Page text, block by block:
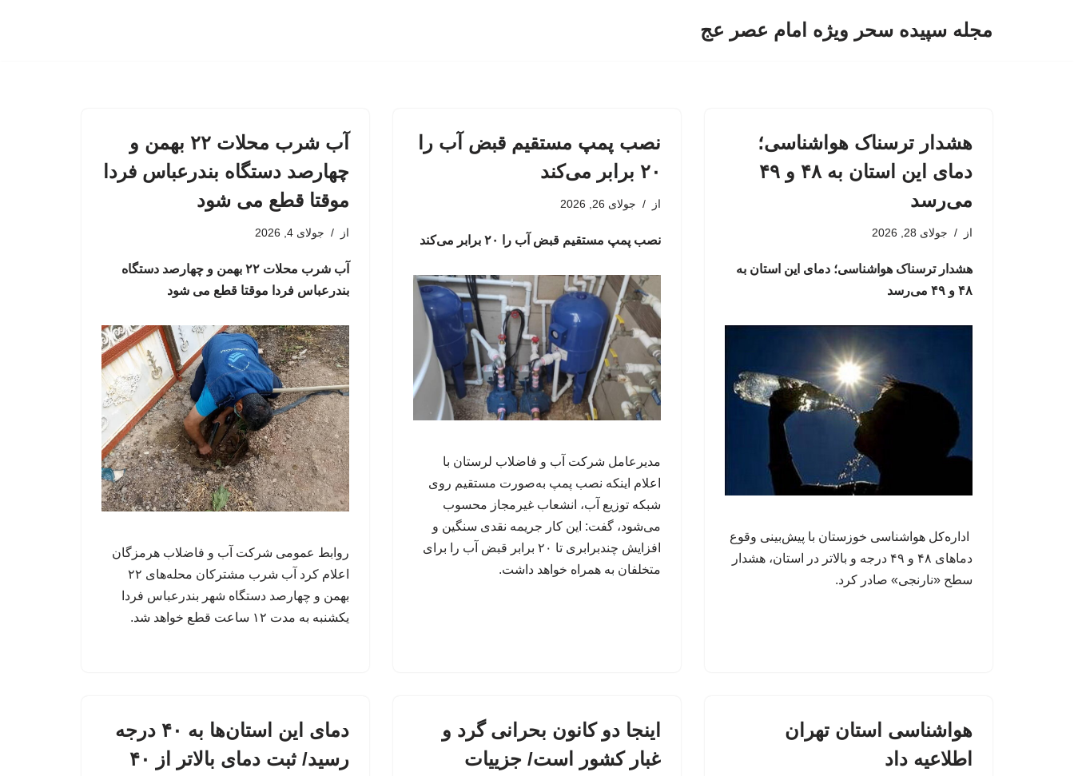
مجله سپیده سحر ویژه امام عصر عج
هشدار ترسناک هواشناسی؛
دمای این استان به ۴٨ و ۴٩
می‌رسد
از جولای 28, 2026
هشدار ترسناک هواشناسی؛ دمای این استان به
۴٨ و ۴٩ می‌رسد
اداره‌کل هواشناسی خوزستان با پیش‌بینی وقوع
دماهای ۴۸ و ۴۹ درجه و بالاتر در استان، هشدار
سطح «نارنجی» صادر کرد.
نصب پمپ مستقیم قبض آب را
۲۰ برابر می‌کند
از جولای 26, 2026
نصب پمپ مستقیم قبض آب را ۲۰ برابر می‌کند
مدیرعامل شرکت آب و فاضلاب لرستان با
اعلام اینکه نصب پمپ به‌صورت مستقیم روی
شبکه توزیع آب، انشعاب غیرمجاز محسوب
می‌شود، گفت: این کار جریمه نقدی سنگین و
افزایش چندبرابری تا ۲۰ برابر قبض آب را برای
متخلفان به همراه خواهد داشت.
آب شرب محلات ۲۲ بهمن و
چهارصد دستگاه بندرعباس فردا
موقتا قطع می شود
از جولای 4, 2026
آب شرب محلات ۲۲ بهمن و چهارصد دستگاه
بندرعباس فردا موقتا قطع می شود
روابط عمومی شرکت آب و فاضلاب هرمزگان
اعلام کرد آب شرب مشترکان محله‌های ۲۲
بهمن و چهارصد دستگاه شهر بندرعباس فردا
یکشنبه به مدت ۱۲ ساعت قطع خواهد شد.
هواشناسی استان تهران
اطلاعیه داد
اینجا دو کانون بحرانی گرد و
غبار کشور است/ جزییات
دمای این استان‌ها به ۴۰ درجه
رسید/ ثبت دمای بالاتر از ۴۰